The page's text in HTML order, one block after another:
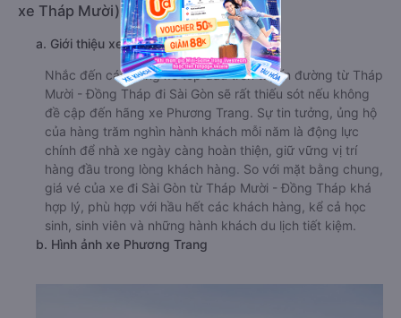
xe Tháp Mười)
a. Giới thiệu xe Phương Trang
Nhắc đến các hãng xe top đầu trên tuyến đường từ Tháp
Mười - Đồng Tháp đi Sài Gòn sẽ rất thiếu sót nếu không
đề cập đến hãng xe Phương Trang. Sự tin tưởng, ủng hộ
của hàng trăm nghìn hành khách mỗi năm là động lực
chính để nhà xe ngày càng hoàn thiện, giữ vững vị trí
hàng đầu trong lòng khách hàng. So với mặt bằng chung,
giá vé của xe đi Sài Gòn từ Tháp Mười - Đồng Tháp khá
hợp lý, phù hợp với hầu hết các khách hàng, kể cả học
sinh, sinh viên và những hành khách du lịch tiết kiệm.
b. Hình ảnh xe Phương Trang